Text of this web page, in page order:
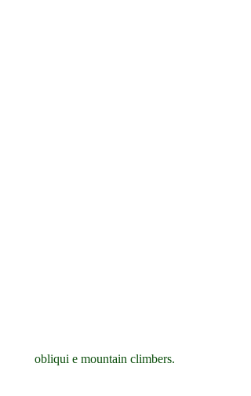
obliqui e mountain climbers.